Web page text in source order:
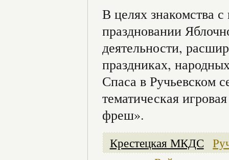
В целях знакомства
праздновании
деятельности,
праздниках,
Спаса в Ручьевском
тематическая
фреш».
Крестецкая МКДС